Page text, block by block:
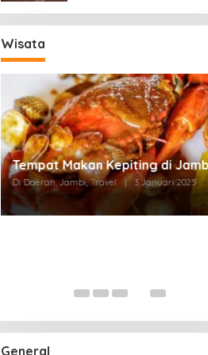
Wisata
Tempat Makan di Thehok Jambi
Di Daerah, Jambi, Travel | 3 Januari 2025
General